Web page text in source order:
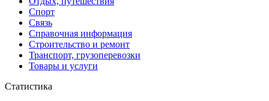
Спорт
Связь
Справочная информация
Строительство и ремонт
Транспорт, грузоперевозки
Товары и услуги
Статистика